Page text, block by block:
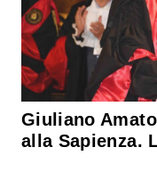
Giuliano
alla Sapienza.